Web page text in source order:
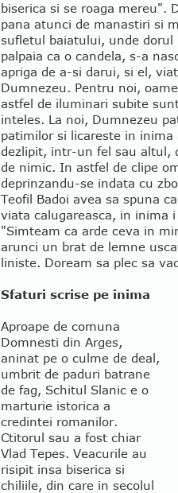
biserica si se roaga mereu".
pana atunci de manastiri si
sufletul baiatului, unde dorul
palpaia ca o candela, s-a
apriga de a-si darui, si el,
Dumnezeu. Pentru noi,
astfel de iluminari subite
inteles. La noi, Dumnezeu
patimilor si licareste in
dezlipit, intr-un fel sau altul,
de nimic. In astfel de clipe
deprinzandu-se indata cu
Teofil Badoi avea sa spuna
viata calugareasca, in inima
"Simteam ca arde ceva in
arunci un brat de lemne
liniste. Doream sa plec sa
Sfaturi scrise pe inima
Aproape de comuna
Domnesti din Arges,
aninat pe o culme de deal,
umbrit de paduri batrane
de fag, Schitul Slanic e o
marturie istorica a
credintei romanilor.
Ctitorul sau a fost chiar
Vlad Tepes. Veacurile au
risipit insa biserica si
chiliile, din care in secolul